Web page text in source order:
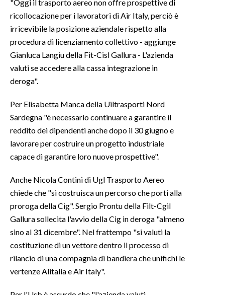
"Oggi il trasporto aereo non offre prospettive di
ricollocazione per i lavoratori di Air Italy, perciò è
irricevibile la posizione aziendale rispetto alla
procedura di licenziamento collettivo - aggiunge
Gianluca Langiu della Fit-Cisl Gallura - L'azienda
valuti se accedere alla cassa integrazione in
deroga".
Per Elisabetta Manca della Uiltrasporti Nord
Sardegna "è necessario continuare a garantire il
reddito dei dipendenti anche dopo il 30 giugno e
lavorare per costruire un progetto industriale
capace di garantire loro nuove prospettive".
Anche Nicola Contini di Ugl Trasporto Aereo
chiede che "si costruisca un percorso che porti alla
proroga della Cig". Sergio Prontu della Filt-Cgil
Gallura sollecita l'avvio della Cig in deroga "almeno
sino al 31 dicembre". Nel frattempo "si valuti la
costituzione di un vettore dentro il processo di
rilancio di una compagnia di bandiera che unifichi le
vertenze Alitalia e Air Italy".